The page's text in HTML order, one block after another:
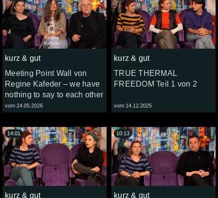
kurz & gut
Meeting Point Wall von
Regine Kafeder – we have
nothing to say to each other
vom 24.05.2026
kurz & gut
TRUE THERMAL
FREEDOM Teil 1 von 2
vom 14.12.2025
kurz & gut
14:01
kurz & gut
10:13